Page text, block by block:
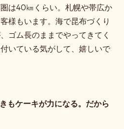
は40㎞くらい。札幌や帯広か
様もいます。海で昆布づくり
ゴム長のままでやってきてく
いている気がして、嬉しいで
もケーキが力になる。だから